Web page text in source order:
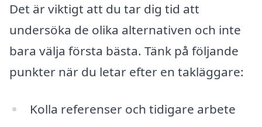
Det är viktigt att du tar dig tid att
undersöka de olika alternativen och inte
bara välja första bästa. Tänk på följande
punkter när du letar efter en takläggare:
Kolla referenser och tidigare arbete